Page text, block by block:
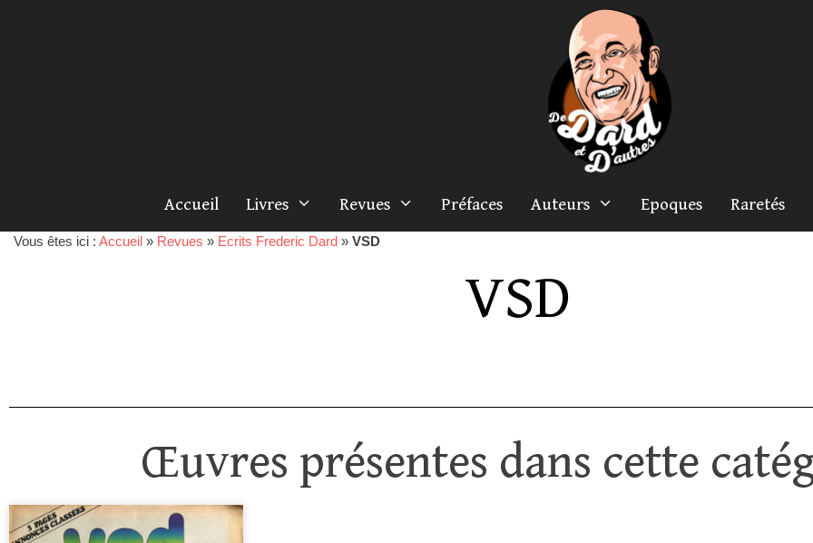
Accueil Livres Revues Préfaces Auteurs Epoques Raretés
Vous êtes ici : Accueil » Revues » Ecrits Frederic Dard » VSD
VSD
Œuvres présentes dans cette